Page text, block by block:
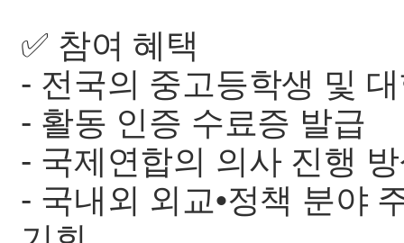
✅ 참여 혜택
- 전국의 중고등학생 및
- 활동 인증 수료증 발급
- 국제연합의 의사 진행
- 국내외 외교•정책 분야